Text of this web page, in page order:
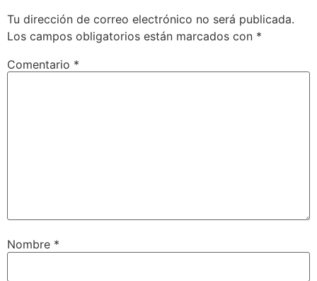
Tu dirección de correo electrónico no será publicada.
Los campos obligatorios están marcados con *
Comentario *
Nombre *